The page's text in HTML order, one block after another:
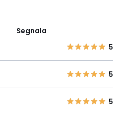
Segnala
5
5
5